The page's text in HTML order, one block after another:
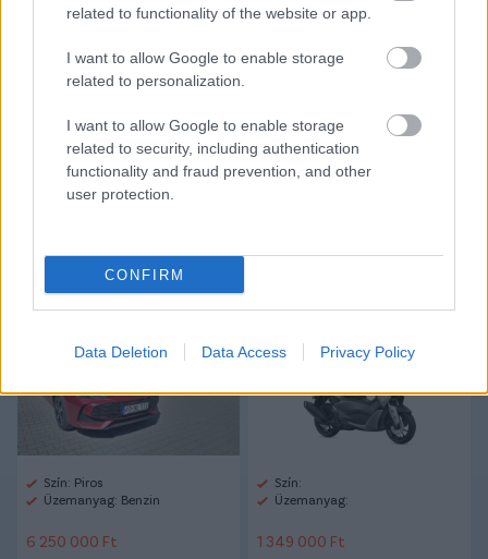
related to functionality of the website or app.
I want to allow Google to enable storage
related to personalization.
I want to allow Google to enable storage
related to security, including authentication
functionality and fraud prevention, and other
user protection.
CONFIRM
Data Deletion Data Access Privacy Policy
Link másolása Email küldés
CÍMKÉK: #MAGYAR FOCI #NB I
SZERZŐDÉS
Mg Mg3
Szín: Piros
Üzemanyag: Benzin
6 250 000 Ft
Yamaha Nmax
Szín:
Üzemanyag:
1 349 000 Ft